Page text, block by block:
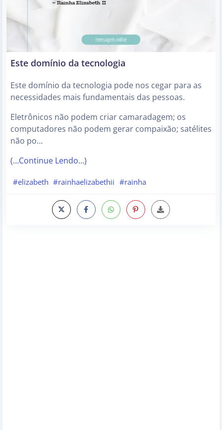
Este domínio da tecnologia
Este domínio da tecnologia pode nos cegar para as
necessidades mais fundamentais das pessoas.
Eletrônicos não podem criar camaradagem; os
computadores não podem gerar compaixão; satélites
não po…
(…Continue Lendo…)
#elizabeth #rainhaelizabethii #rainha